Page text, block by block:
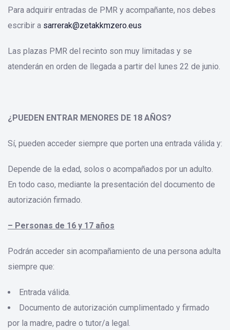
Para adquirir entradas de PMR y acompañante, nos debes
escribir a sarrerak@zetakkmzero.eus
Las plazas PMR del recinto son muy limitadas y se
atenderán en orden de llegada a partir del lunes 22 de junio.
¿PUEDEN ENTRAR MENORES DE 18 AÑOS?
Sí, pueden acceder siempre que porten una entrada válida y:
Depende de la edad, solos o acompañados por un adulto.
En todo caso, mediante la presentación del documento de
autorización firmado.
– Personas de 16 y 17 años
Podrán acceder sin acompañamiento de una persona adulta
siempre que:
Entrada válida.
Documento de autorización cumplimentado y firmado
por la madre, padre o tutor/a legal.